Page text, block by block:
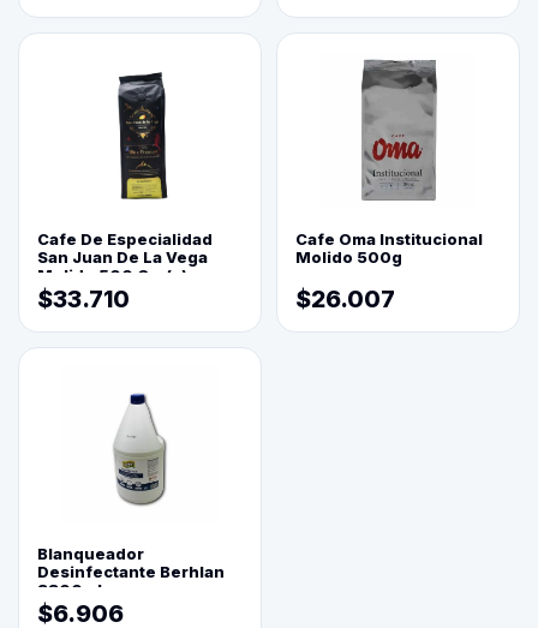
Cafe De Especialidad
San Juan De La Vega
Molido 500 Grs(=)
$33.710
Cafe Oma Institucional
Molido 500g
$26.007
Blanqueador
Desinfectante Berhlan
3800ml
$6.906